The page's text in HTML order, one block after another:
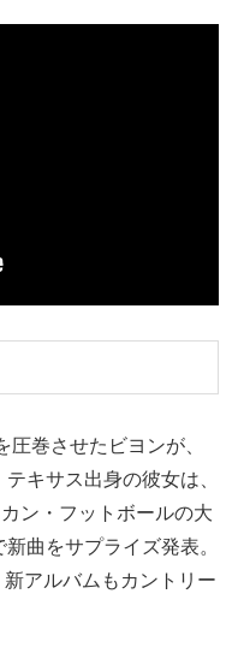
巻させたビヨンが、
キサス出身の彼女は、
ン・フットボールの大
曲をサプライズ発表。
アルバムもカントリー